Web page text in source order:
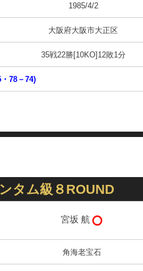
1985/4/2
大阪府大阪市大正区
35戦22勝[10KO]12敗1分
78－74)
タム級８ROUND
宮坂 航
角海老宝石